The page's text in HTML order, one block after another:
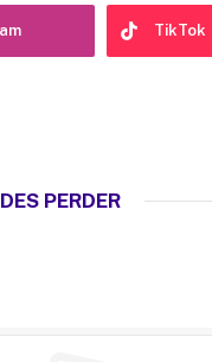
TikTok
PERDER